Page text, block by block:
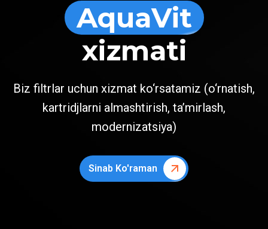
AquaVit
xizmati
Biz filtrlar uchun xizmat ko‘rsatamiz (o‘rnatish,
kartridjlarni almashtirish, ta’mirlash,
modernizatsiya)
Sinab Ko'raman